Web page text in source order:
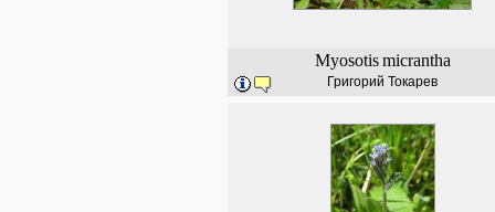
Myosotis micrantha
Григорий Токарев